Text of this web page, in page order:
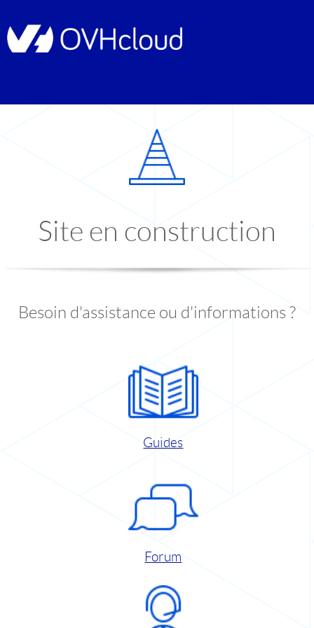
Site en construction
Besoin d'assistance ou d'informations ?
Guides
Forum